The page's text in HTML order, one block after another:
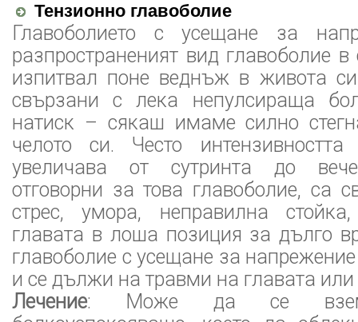
Тензионно главоболие
Главоболието с усещане за
разпространеният вид главоболие в
изпитвал поне веднъж в живота
свързани с лека непулсираща
натиск – сякаш имаме силно
челото си. Често
увеличава от сутринта до
отговорни за това главоболие, са
стрес, умора, неправилна
главата в лоша позиция за дълго
главоболие с усещане за
и се дължи на травми на главата или
Лечение: Може да се